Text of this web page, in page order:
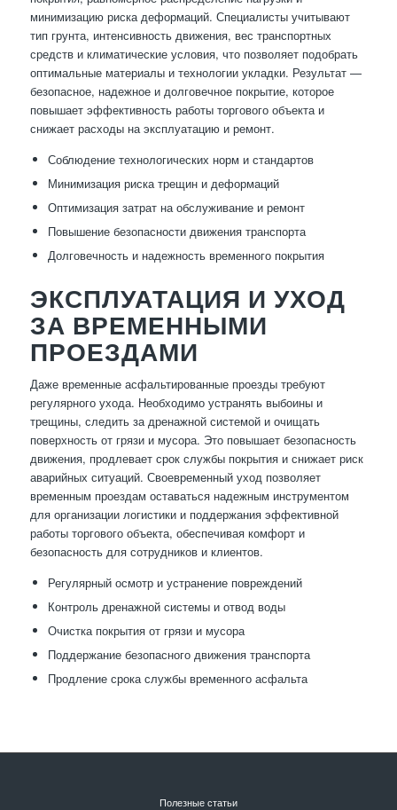
минимизацию риска деформаций. Специалисты учитывают
тип грунта, интенсивность движения, вес транспортных
средств и климатические условия, что позволяет подобрать
оптимальные материалы и технологии укладки. Результат —
безопасное, надежное и долговечное покрытие, которое
повышает эффективность работы торгового объекта и
снижает расходы на эксплуатацию и ремонт.
Соблюдение технологических норм и стандартов
Минимизация риска трещин и деформаций
Оптимизация затрат на обслуживание и ремонт
Повышение безопасности движения транспорта
Долговечность и надежность временного покрытия
ЭКСПЛУАТАЦИЯ И УХОД
ЗА ВРЕМЕННЫМИ
ПРОЕЗДАМИ
Даже временные асфальтированные проезды требуют
регулярного ухода. Необходимо устранять выбоины и
трещины, следить за дренажной системой и очищать
поверхность от грязи и мусора. Это повышает безопасность
движения, продлевает срок службы покрытия и снижает риск
аварийных ситуаций. Своевременный уход позволяет
временным проездам оставаться надежным инструментом
для организации логистики и поддержания эффективной
работы торгового объекта, обеспечивая комфорт и
безопасность для сотрудников и клиентов.
Регулярный осмотр и устранение повреждений
Контроль дренажной системы и отвод воды
Очистка покрытия от грязи и мусора
Поддержание безопасного движения транспорта
Продление срока службы временного асфальта
Полезные статьи